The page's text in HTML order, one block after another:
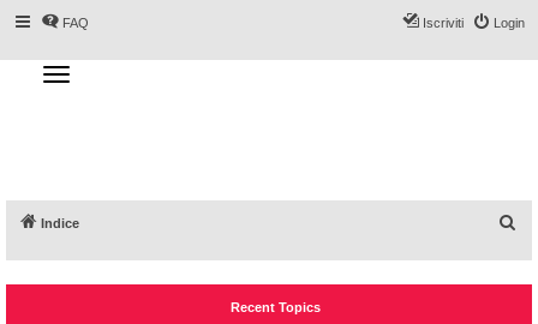
FAQ Login
Iscriviti
T
o
g
a
t
Indice
Recent Topics